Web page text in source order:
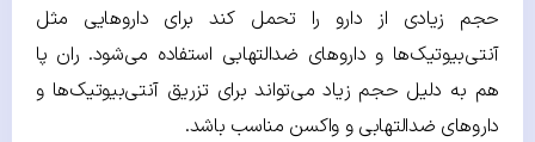
حجم زیادی از دارو را تحمل کند برای داروهایی مثل
آنتی‌بیوتیک‌ها و داروهای ضدالتهابی استفاده می‌شود. ران پا
هم به دلیل حجم زیاد می‌تواند برای تزریق آنتی‌بیوتیک‌ها و
داروهای ضدالتهابی و واکسن مناسب باشد.